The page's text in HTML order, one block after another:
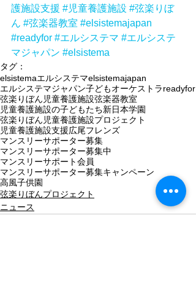
護施設支援 #児童養護施設 #弦楽りぼ
ん #弦楽器教室 #elsistemajapan
#readyfor #エルシステマ #エルシステ
マジャパン #elsistema
タグ：
elsistemaエルシステマelsistemajapan
エルシステマジャパン子どもオーケストラreadyfor
弦楽りぼん児童養護施設弦楽器教室
児童養護施設の子どもたち新日本学園
弦楽りぼん児童養護施設プロジェクト
児童養護施設支援広尾フレンズ
マンスリーサポーター募集
マンスリーサポーター募集中
マンスリーサポート会員
マンスリーサポーター募集キャンペーン
高風子供園
弦楽りぼんプロジェクト
ニュース